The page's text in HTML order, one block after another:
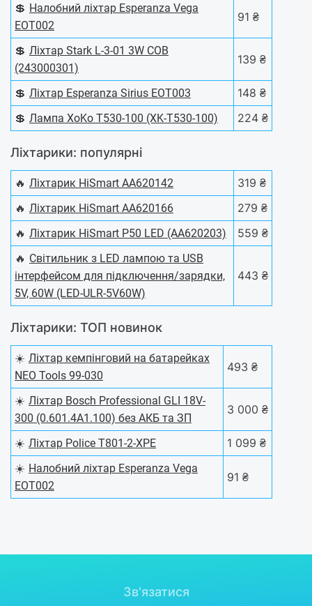
💲 Налобний ліхтар Esperanza Vega
EOT002
91 ₴
💲 Ліхтар Stark L-3-01 3W COB
(243000301)
139 ₴
💲 Ліхтар Esperanza Sirius EOT003
148 ₴
💲 Лампа XoKo T530-100 (XK-T530-100) 224 ₴
Ліхтарики: популярні
🔥 Ліхтарик HiSmart AA620142
319 ₴
🔥 Ліхтарик HiSmart AA620166
279 ₴
🔥 Ліхтарик HiSmart P50 LED (AA620203)
559 ₴
🔥 Світильник з LED лампою та USB
інтерфейсом для підключення/зарядки,
5V, 60W (LED-ULR-5V60W)
443 ₴
Ліхтарики: ТОП новинок
☀️ Ліхтар кемпінговий на батарейках
NEO Tools 99-030
493 ₴
☀️ Ліхтар Bosch Professional GLI 18V-
300 (0.601.4A1.100) без АКБ та ЗП
3 000 ₴
☀️ Ліхтар Police T801-2-XPE
1 099 ₴
☀️ Налобний ліхтар Esperanza Vega
EOT002
91 ₴
Зв'язатися